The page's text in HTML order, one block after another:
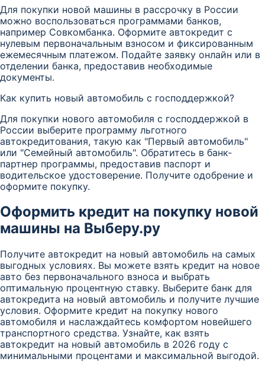
Для покупки новой машины в рассрочку в России
можно воспользоваться программами банков,
например Совкомбанка. Оформите автокредит с
нулевым первоначальным взносом и фиксированным
ежемесячным платежом. Подайте заявку онлайн или в
отделении банка, предоставив необходимые
документы.
Как купить новый автомобиль с господдержкой?
Для покупки нового автомобиля с господдержкой в
России выберите программу льготного
автокредитования, такую как "Первый автомобиль"
или "Семейный автомобиль". Обратитесь в банк-
партнер программы, предоставив паспорт и
водительское удостоверение. Получите одобрение и
оформите покупку.
Оформить кредит на покупку новой
машины на Выберу.ру
Получите автокредит на новый автомобиль на самых
выгодных условиях. Вы можете взять кредит на новое
авто без первоначального взноса и выбрать
оптимальную процентную ставку. Выберите банк для
автокредита на новый автомобиль и получите лучшие
условия. Оформите кредит на покупку нового
автомобиля и наслаждайтесь комфортом новейшего
транспортного средства. Узнайте, как взять
автокредит на новый автомобиль в 2026 году с
минимальными процентами и максимальной выгодой.